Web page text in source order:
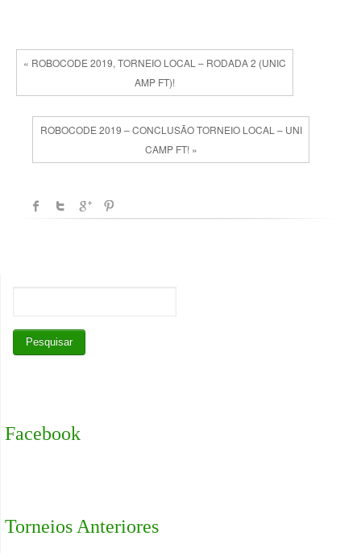
« ROBOCODE 2019, TORNEIO LOCAL – RODADA 2 (UNIC
AMP FT)!
ROBOCODE 2019 – CONCLUSÃO TORNEIO LOCAL – UNI
CAMP FT! »
Facebook
Torneios Anteriores